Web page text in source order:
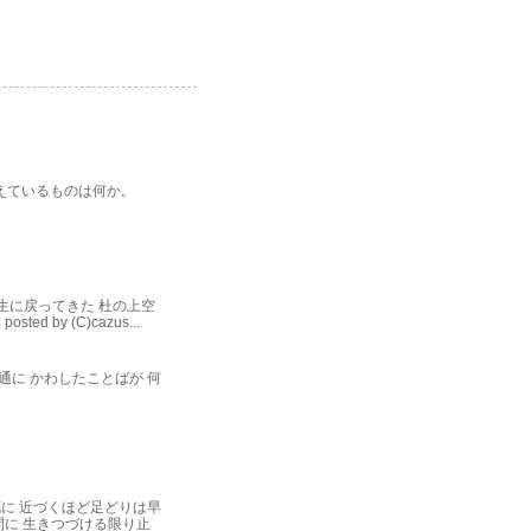
いるものは何か。
に戻ってきた 杜の上空
posted by (C)cazus...
に かわしたことばが 何
近づくほど足どりは早
生きつづける限り止